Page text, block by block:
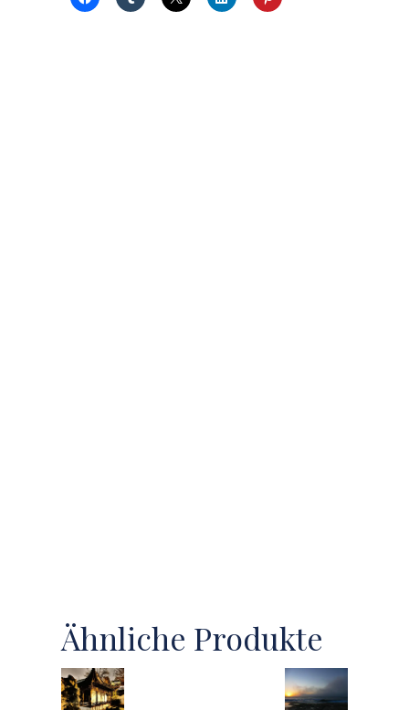
Ähnliche Produkte